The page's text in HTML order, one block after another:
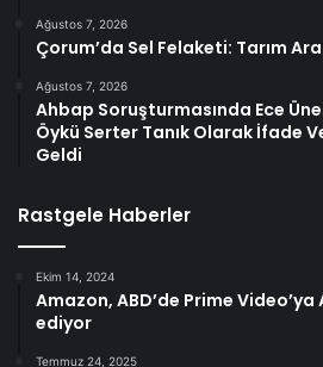
Ağustos 7, 2026
Çorum’da Sel Felaketi: Tarım
Ağustos 7, 2026
Ahbap Soruşturmasında Ece
Öykü Serter Tanık Olarak İfade
Geldi
Rastgele Haberler
Ekim 14, 2024
Amazon, ABD’de Prime Video’ya
ediyor
Temmuz 24, 2025